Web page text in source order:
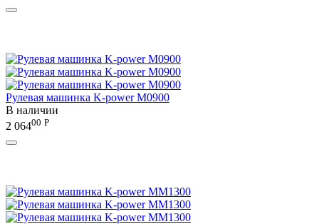
Рулевая машинка K-power M0900
В наличии
2 06400 Р